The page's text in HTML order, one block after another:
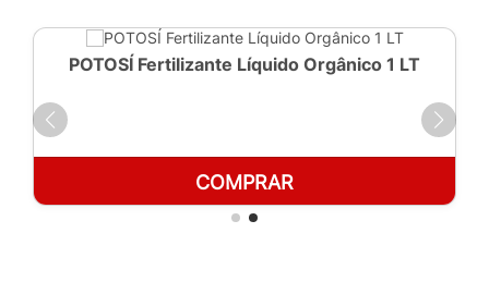
POTOSÍ Fertilizante Líquido Orgânico 1 LT
COMPRAR